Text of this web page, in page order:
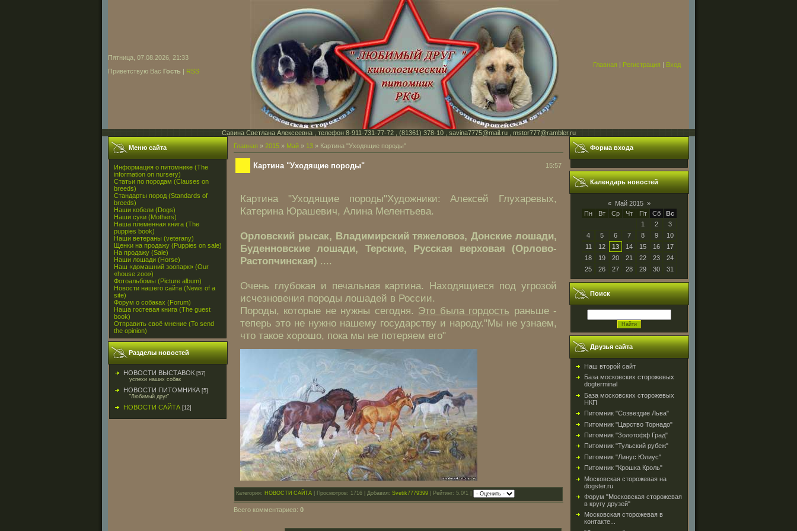
Пятница, 07.08.2026, 21:33
Приветствую Вас Гость | RSS
Главная | Регистрация | Вход
Савина Светлана Алексеевна , телефон 8-911-731-77-72 , (81361) 378-10 , savina7775@mail.ru , mstor777@rambler.ru
Меню сайта
Информация о питомнике (The
information on nursery)
Статьи по породам (Clauses on
breeds)
Стандарты пород (Standards of
breeds)
Наши кобели (Dogs)
Наши суки (Mothers)
Наша племенная книга (The
puppies book)
Наши ветераны (veterany)
Щенки на продажу (Puppies on sale)
На продажу (Sale)
Наши лошади (Horse)
Наш «домашний зоопарк» (Our
«house zoo»)
Фотоальбомы (Picture album)
Новости нашего сайта (News of a
site)
Форум о собаках (Forum)
Наша гостевая книга (The guest
book)
Отправить своё мнение (To send
the opinion)
Разделы новостей
НОВОСТИ ВЫСТАВОК [57]
успехи наших собак
НОВОСТИ ПИТОМНИКА [5]
"Любимый друг"
НОВОСТИ САЙТА [12]
Главная » 2015 » Май » 13 » Картина "Уходящие породы"
Картина "Уходящие породы" 15:57
Картина "Уходящие породы"Художники: Алексей Глухаревых,
Катерина Юрашевич, Алина Мелентьева.
Орловский рысак, Владимирский тяжеловоз, Донские лошади,
Буденновские лошади, Терские, Русская верховая (Орлово-
Растопчинская) ....
Очень глубокая и печальная картина. Находящиеся под угрозой
исчезновения породы лошадей в России.
Породы, которые не нужны сегодня. Это была гордость раньше -
теперь это не нужно нашему государству и народу."Мы не узнаем,
что такое хорошо, пока мы не потеряем его"
Категория: НОВОСТИ САЙТА | Просмотров: 1716 | Добавил: Svetik7779399 | Рейтинг: 5.0/1 |
Всего комментариев: 0
Форма входа
Календарь новостей
« Май 2015 »
Пн
Вт Ср Чт Пт Сб
Вс
1
2
3
4
5 6 7 8 9
10
11
12 13 14 15 16
17
18
19 20 21 22 23
24
25
26 27 28 29 30 31
Поиск
Друзья сайта
Наш второй сайт
База московских сторожевых
dogterminal
База московских сторожевых
НКП
Питомник "Созвездие Льва"
Питомник "Царство Торнадо"
Питомник "Золотофф Град"
Питомник "Тульский рубеж"
Питомник "Линус Юлиус"
Питомник "Крошка Кроль"
Московская сторожевая на
dogster.ru
Форум "Московская сторожевая
в кругу друзей"
Московская сторожевая в
контакте...